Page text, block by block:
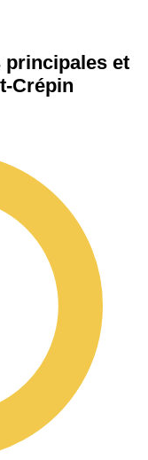
principales et
Crépin